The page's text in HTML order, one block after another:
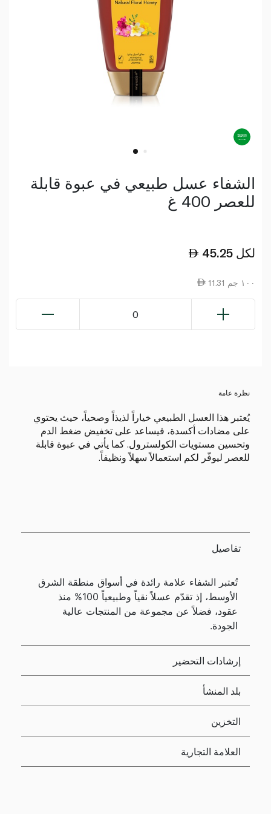
الشفاء عسل طبيعي في عبوة قابلة
للعصر 400 غ
45.25 لكل
11.31 ١٠٠ جم
0
نظرة عامة
يُعتبر هذا العسل الطبيعي خياراً لذيذاً وصحياً، حيث يحتوي
على مضادات أكسدة، فيساعد على تخفيض ضغط الدم
وتحسين مستويات الكولسترول. كما يأتي في عبوة قابلة
للعصر ليوفّر لكم استعمالاً سهلاً ونظيفاً.
تفاصيل
تُعتبر الشفاء علامة رائدة في أسواق منطقة الشرق
الأوسط، إذ تقدّم عسلاً نقياً وطبيعياً 100% منذ
عقود، فضلاً عن مجموعة من المنتجات عالية
الجودة.
إرشادات التحضير
بلد المنشأ
التخزين
العلامة التجارية